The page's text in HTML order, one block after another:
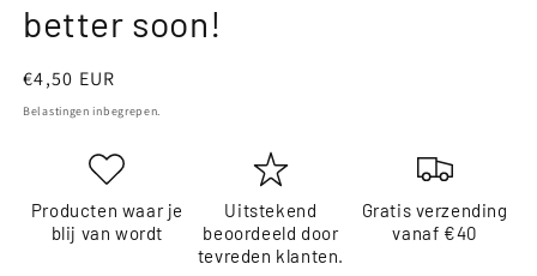
better soon!
Normale
prijs
€4,50 EUR
Belastingen inbegrepen.
Producten waar je
blij van wordt
Uitstekend
beoordeeld door
tevreden klanten.
Gratis verzending
vanaf €40